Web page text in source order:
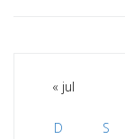
D S
« jul